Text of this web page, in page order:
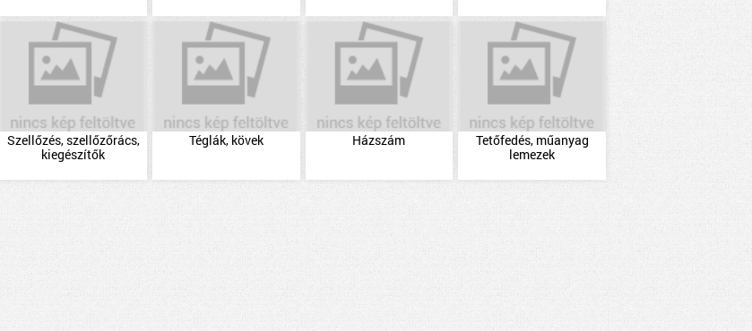
Szellőzés, szellőzőrács,
kiegészítők
Téglák, kövek Házszám
Tetőfedés, műanyag
lemezek